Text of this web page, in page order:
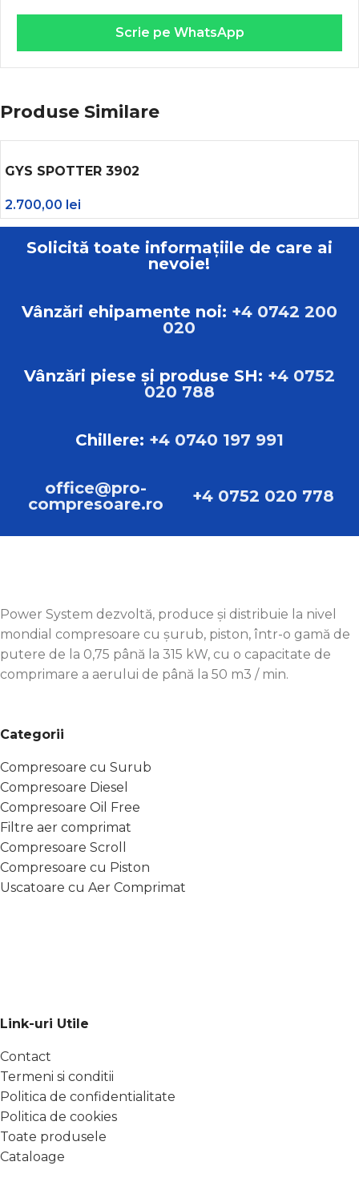
Scrie pe WhatsApp
Produse Similare
GYS SPOTTER 3902
2.700,00 lei
Solicită toate informațiile de care ai
nevoie!
Vânzări ehipamente noi: +4 0742 200
020
Vânzări piese și produse SH: +4 0752
020 788
Chillere: +4 0740 197 991
office@pro-
compresoare.ro
+4 0752 020 778
Power System dezvoltă, produce și distribuie la nivel
mondial compresoare cu șurub, piston, într-o gamă de
putere de la 0,75 până la 315 kW, cu o capacitate de
comprimare a aerului de până la 50 m3 / min.
Categorii
Compresoare cu Surub
Compresoare Diesel
Compresoare Oil Free
Filtre aer comprimat
Compresoare Scroll
Compresoare cu Piston
Uscatoare cu Aer Comprimat
Link-uri Utile
Contact
Termeni si conditii
Politica de confidentialitate
Politica de cookies
Toate produsele
Cataloage